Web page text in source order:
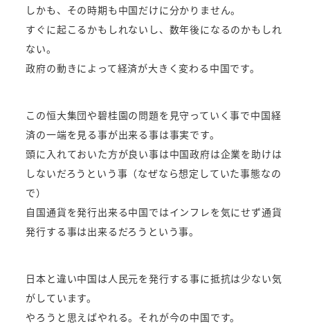
しかも、その時期も中国だけに分かりません。
すぐに起こるかもしれないし、数年後になるのかもしれ
ない。
政府の動きによって経済が大きく変わる中国です。
この恒大集団や碧桂園の問題を見守っていく事で中国経
済の一端を見る事が出来る事は事実です。
頭に入れておいた方が良い事は中国政府は企業を助けは
しないだろうという事（なぜなら想定していた事態なの
で）
自国通貨を発行出来る中国ではインフレを気にせず通貨
発行する事は出来るだろうという事。
日本と違い中国は人民元を発行する事に抵抗は少ない気
がしています。
やろうと思えばやれる。それが今の中国です。